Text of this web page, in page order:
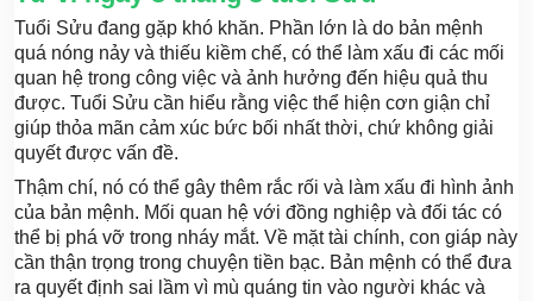
Tuổi Sửu đang gặp khó khăn. Phần lớn là do bản mệnh
quá nóng nảy và thiếu kiềm chế, có thể làm xấu đi các mối
quan hệ trong công việc và ảnh hưởng đến hiệu quả thu
được. Tuổi Sửu cần hiểu rằng việc thể hiện cơn giận chỉ
giúp thỏa mãn cảm xúc bức bối nhất thời, chứ không giải
quyết được vấn đề.
Thậm chí, nó có thể gây thêm rắc rối và làm xấu đi hình ảnh
của bản mệnh. Mối quan hệ với đồng nghiệp và đối tác có
thể bị phá vỡ trong nháy mắt. Về mặt tài chính, con giáp này
cần thận trọng trong chuyện tiền bạc. Bản mệnh có thể đưa
ra quyết định sai lầm vì mù quáng tin vào người khác và